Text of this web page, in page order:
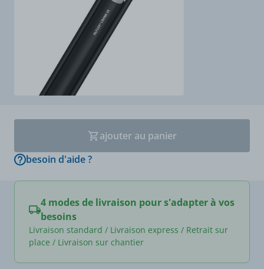
ajouter au panier
besoin d'aide ?
4 modes de livraison pour s'adapter à vos
besoins
Livraison standard / Livraison express / Retrait sur
place / Livraison sur chantier